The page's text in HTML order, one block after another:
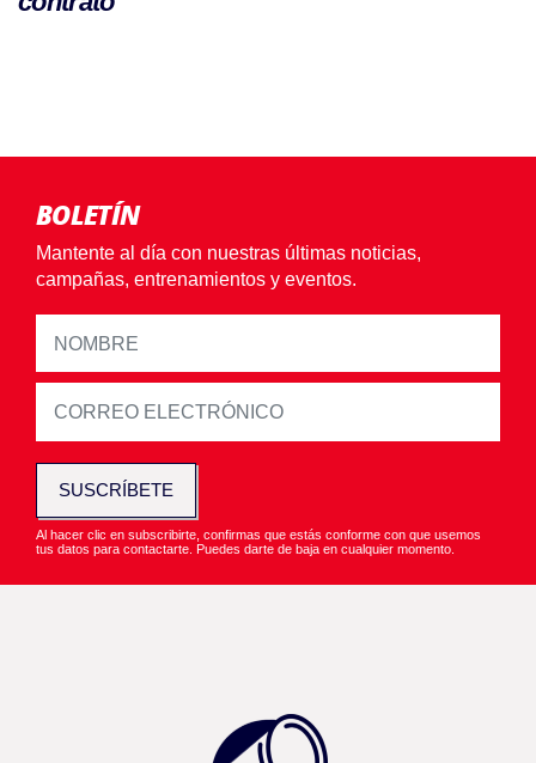
BOLETÍN
Mantente al día con nuestras últimas noticias,
campañas, entrenamientos y eventos.
SUSCRÍBETE
Al hacer clic en subscribirte, confirmas que estás conforme con que usemos
tus datos para contactarte. Puedes darte de baja en cualquier momento.